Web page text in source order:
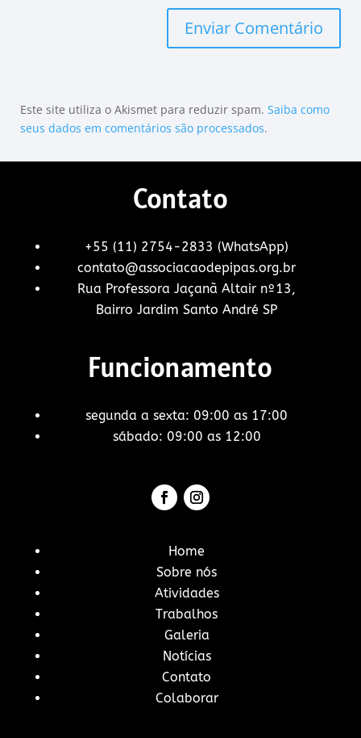
Este site utiliza o Akismet para reduzir spam. Saiba como
seus dados em comentários são processados.
Contato
+55 (11) 2754-2833 (WhatsApp)
contato@associacaodepipas.org.br
Rua Professora Jaçanã Altair nº13,
Bairro Jardim Santo André SP
Funcionamento
segunda a sexta: 09:00 as 17:00
sábado: 09:00 as 12:00
Home
Sobre nós
Atividades
Trabalhos
Galeria
Notícias
Contato
Colaborar